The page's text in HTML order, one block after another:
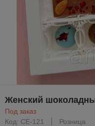
Женский
Под заказ
Код: СЕ-121
Розница